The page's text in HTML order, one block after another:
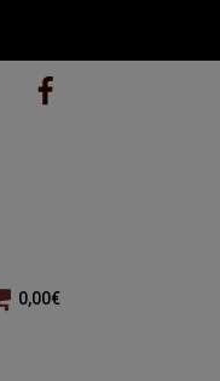
0,00€